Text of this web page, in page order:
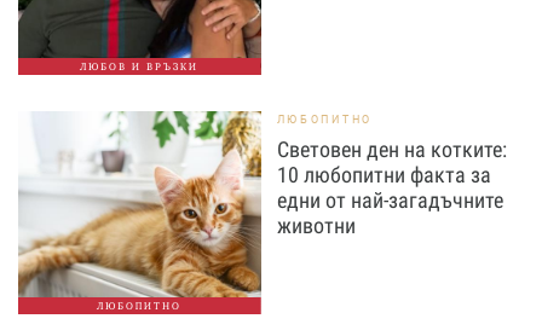
ЛЮБОВ И ВРЪЗКИ
ЛЮБОПИТНО
ЛЮБОПИТНО
Световен ден на котките:
10 любопитни факта за
едни от най-загадъчните
животни